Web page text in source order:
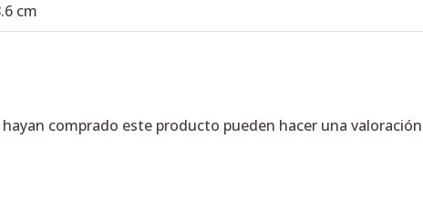
cm
comprado este producto pueden hacer una